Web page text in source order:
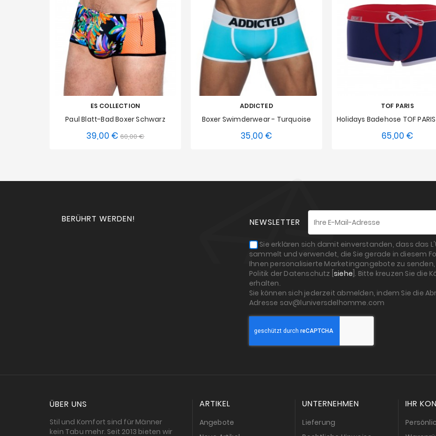
ES COLLECTION
Paul Blatt-Bad Boxer Schwarz
39,00 € Verkaufspreis
60,00 €Preis
XS
ADDICTED
Boxer Swimderwear - Turquoise
35,00 €
M L
TOF PARIS
65,00 €
L XL
BERÜHRT WERDEN! NEWSLETTER
Sie erklären sich damit einverstanden, dass das
sammelt und verwendet, die Sie gerade in diesem
Ihnen personalisierte Marketingangebote zu
Politik der Datenschutz [ siehe ]. Bitte kreuzen Sie die
erhalten.
Sie können sich jederzeit abmelden, indem Sie die
Adresse sav@luniversdelhomme.com
ÜBER UNS
Stil und Komfort sind für Männer
kein Tabu mehr. Seit 2013 bieten wir
ARTIKEL
Angebote
UNTERNEHMEN
Lieferung
IHR